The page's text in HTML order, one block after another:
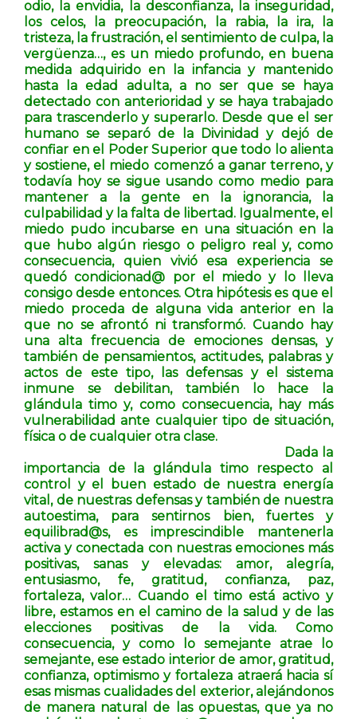
odio, la envidia, la desconfianza, la inseguridad,
los celos, la preocupación, la rabia, la ira, la
tristeza, la frustración, el sentimiento de culpa, la
vergüenza…, es un miedo profundo, en buena
medida adquirido en la infancia y mantenido
hasta la edad adulta, a no ser que se haya
detectado con anterioridad y se haya trabajado
para trascenderlo y superarlo. Desde que el ser
humano se separó de la Divinidad y dejó de
confiar en el Poder Superior que todo lo alienta
y sostiene, el miedo comenzó a ganar terreno, y
todavía hoy se sigue usando como medio para
mantener a la gente en la ignorancia, la
culpabilidad y la falta de libertad. Igualmente, el
miedo pudo incubarse en una situación en la
que hubo algún riesgo o peligro real y, como
consecuencia, quien vivió esa experiencia se
quedó condicionad@ por el miedo y lo lleva
consigo desde entonces. Otra hipótesis es que el
miedo proceda de alguna vida anterior en la
que no se afrontó ni transformó. Cuando hay
una alta frecuencia de emociones densas, y
también de pensamientos, actitudes, palabras y
actos de este tipo, las defensas y el sistema
inmune se debilitan, también lo hace la
glándula timo y, como consecuencia, hay más
vulnerabilidad ante cualquier tipo de situación,
física o de cualquier otra clase.
Dada la
importancia de la glándula timo respecto al
control y el buen estado de nuestra energía
vital, de nuestras defensas y también de nuestra
autoestima, para sentirnos bien, fuertes y
equilibrad@s, es imprescindible mantenerla
activa y conectada con nuestras emociones más
positivas, sanas y elevadas: amor, alegría,
entusiasmo, fe, gratitud, confianza, paz,
fortaleza, valor… Cuando el timo está activo y
libre, estamos en el camino de la salud y de las
elecciones positivas de la vida. Como
consecuencia, y como lo semejante atrae lo
semejante, ese estado interior de amor, gratitud,
confianza, optimismo y fortaleza atraerá hacia sí
esas mismas cualidades del exterior, alejándonos
de manera natural de las opuestas, que ya no